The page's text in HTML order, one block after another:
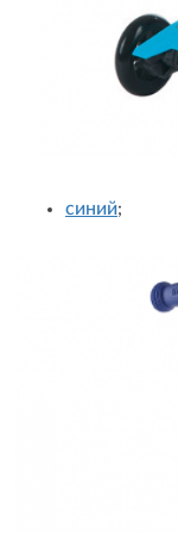
синий;